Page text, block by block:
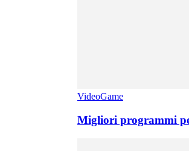
VideoGame
Migliori programmi